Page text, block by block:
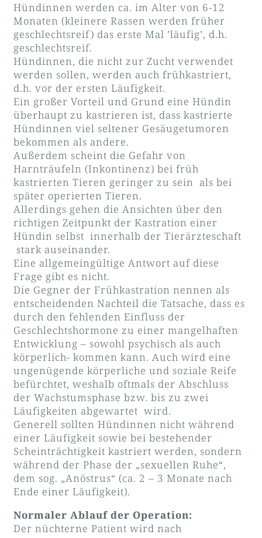
Hündinnen werden ca. im Alter von 6-12
Monaten (kleinere Rassen werden früher
geschlechtsreif) das erste Mal ’läufig’, d.h.
geschlechtsreif.
Hündinnen, die nicht zur Zucht verwendet
werden sollen, werden auch frühkastriert,
d.h. vor der ersten Läufigkeit.
Ein großer Vorteil und Grund eine Hündin
überhaupt zu kastrieren ist, dass kastrierte
Hündinnen viel seltener Gesäugetumoren
bekommen als andere.
Außerdem scheint die Gefahr von
Harnträufeln (Inkontinenz) bei früh
kastrierten Tieren geringer zu sein als bei
später operierten Tieren.
Allerdings gehen die Ansichten über den
richtigen Zeitpunkt der Kastration einer
Hündin selbst innerhalb der Tierärzteschaft
stark auseinander.
Eine allgemeingültige Antwort auf diese
Frage gibt es nicht.
Die Gegner der Frühkastration nennen als
entscheidenden Nachteil die Tatsache, dass es
durch den fehlenden Einfluss der
Geschlechtshormone zu einer mangelhaften
Entwicklung – sowohl psychisch als auch
körperlich- kommen kann. Auch wird eine
ungenügende körperliche und soziale Reife
befürchtet, weshalb oftmals der Abschluss
der Wachstumsphase bzw. bis zu zwei
Läufigkeiten abgewartet wird.
Generell sollten Hündinnen nicht während
einer Läufigkeit sowie bei bestehender
Scheinträchtigkeit kastriert werden, sondern
während der Phase der „sexuellen Ruhe“,
dem sog. „Anöstrus“ (ca. 2 – 3 Monate nach
Ende einer Läufigkeit).
Normaler Ablauf der Operation:
Der nüchterne Patient wird nach